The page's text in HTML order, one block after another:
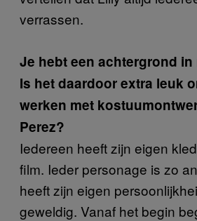
verrassen.
Je hebt een achtergrond
Is het daardoor extra leuk
werken met
Perez?
Iedereen heeft zijn eigen
film. Ieder personage is zo
heeft zijn eigen
geweldig. Vanaf het begin